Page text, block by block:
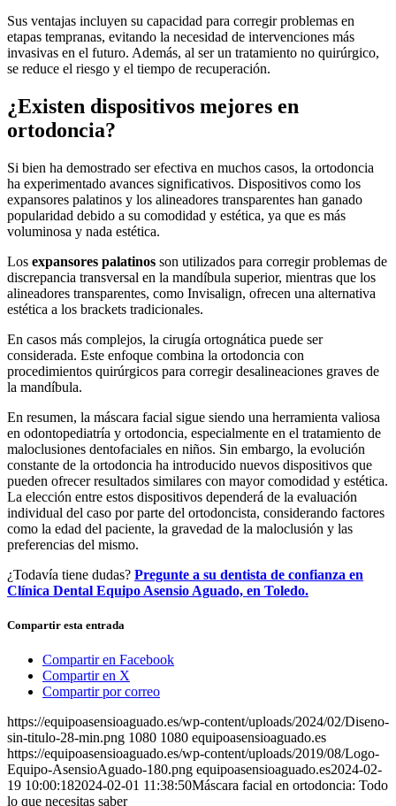
Sus ventajas incluyen su capacidad para corregir problemas en
etapas tempranas, evitando la necesidad de intervenciones más
invasivas en el futuro. Además, al ser un tratamiento no quirúrgico,
se reduce el riesgo y el tiempo de recuperación.
¿Existen dispositivos mejores en
ortodoncia?
Si bien ha demostrado ser efectiva en muchos casos, la ortodoncia
ha experimentado avances significativos. Dispositivos como los
expansores palatinos y los alineadores transparentes han ganado
popularidad debido a su comodidad y estética, ya que es más
voluminosa y nada estética.
Los expansores palatinos son utilizados para corregir problemas de
discrepancia transversal en la mandíbula superior, mientras que los
alineadores transparentes, como Invisalign, ofrecen una alternativa
estética a los brackets tradicionales.
En casos más complejos, la cirugía ortognática puede ser
considerada. Este enfoque combina la ortodoncia con
procedimientos quirúrgicos para corregir desalineaciones graves de
la mandíbula.
En resumen, la máscara facial sigue siendo una herramienta valiosa
en odontopediatría y ortodoncia, especialmente en el tratamiento de
maloclusiones dentofaciales en niños. Sin embargo, la evolución
constante de la ortodoncia ha introducido nuevos dispositivos que
pueden ofrecer resultados similares con mayor comodidad y estética.
La elección entre estos dispositivos dependerá de la evaluación
individual del caso por parte del ortodoncista, considerando factores
como la edad del paciente, la gravedad de la maloclusión y las
preferencias del mismo.
¿Todavía tiene dudas? Pregunte a su dentista de confianza en
Clínica Dental Equipo Asensio Aguado, en Toledo.
Compartir esta entrada
Compartir en Facebook
Compartir en X
Compartir por correo
https://equipoasensioaguado.es/wp-content/uploads/2024/02/Diseno-
sin-titulo-28-min.png 1080 1080 equipoasensioaguado.es
https://equipoasensioaguado.es/wp-content/uploads/2019/08/Logo-
Equipo-AsensioAguado-180.png equipoasensioaguado.es2024-02-
19 10:00:182024-02-01 11:38:50Máscara facial en ortodoncia: Todo
lo que necesitas saber